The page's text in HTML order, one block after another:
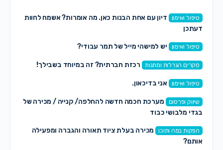
טיפול ואימון
דיון עם אחת הבנות כאן. מה אומרות? אשמח לחוות
דעתכן
טיפול ואימון יש למישהי מייל של תמר עבודי?
סקרים הגרלות ומתנות רכזת חברתית? זה במיוחד בשבילך!
טיפול ואימון אני בדיכאון.
שיווק ופרסום
מערכת חכמה חדשה להחלפה/ קנייה / מכירה של
בגדי מלבושי כבוד
הפקות במה ותוכן
מכירה בעלת ציוד תאורה והגברה ומפעילה
אותם?